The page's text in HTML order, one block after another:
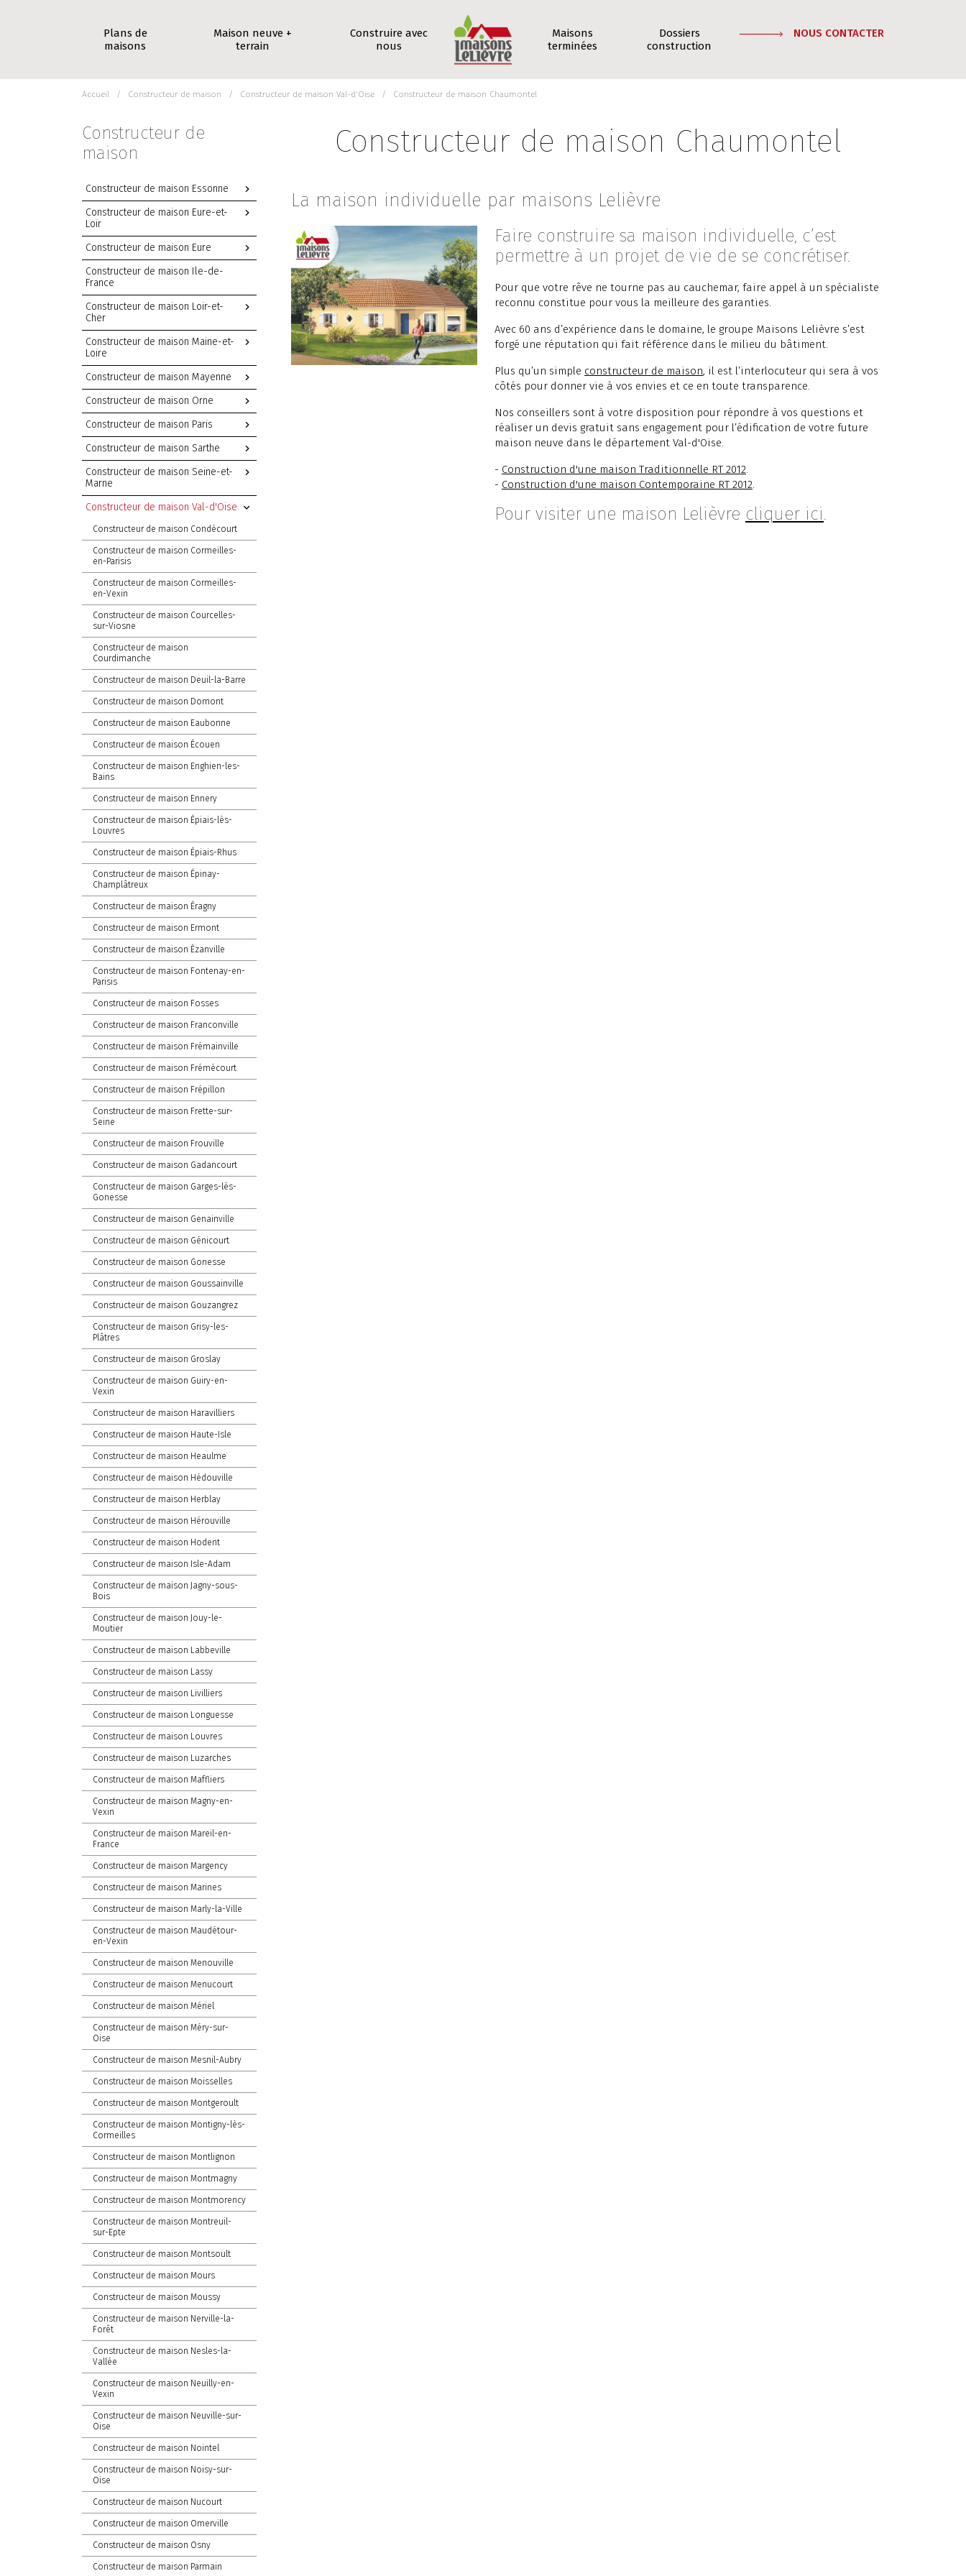
Plans de
maisons
Maison neuve +
terrain
Construire avec
nous
Maisons
terminées
Dossiers
construction
NOUS CONTACTER
Accueil Constructeur de maison Constructeur de maison Val-d'Oise Constructeur de maison Chaumontel
Constructeur de maison Chaumontel
La maison individuelle par maisons Lelièvre
Faire construire sa maison individuelle, c’est
permettre à un projet de vie de se concrétiser.
Pour que votre rêve ne tourne pas au cauchemar, faire appel à un spécialiste
reconnu constitue pour vous la meilleure des garanties.
Avec 60 ans d’expérience dans le domaine, le groupe Maisons Lelièvre s’est
forgé une réputation qui fait référence dans le milieu du bâtiment.
Plus qu’un simple constructeur de maison, il est l’interlocuteur qui sera à vos
côtés pour donner vie à vos envies et ce en toute transparence.
Nos conseillers sont à votre disposition pour répondre à vos questions et
réaliser un devis gratuit sans engagement pour l’édification de votre future
maison neuve dans le département Val-d'Oise.
- Construction d'une maison Traditionnelle RT 2012.
- Construction d'une maison Contemporaine RT 2012.
Pour visiter une maison Lelièvre cliquer ici.
Constructeur de
maison
Constructeur de maison Essonne
Constructeur de maison Eure-et-
Loir
Constructeur de maison Eure
Constructeur de maison Ile-de-
France
Constructeur de maison Loir-et-
Cher
Constructeur de maison Maine-et-
Loire
Constructeur de maison Mayenne
Constructeur de maison Orne
Constructeur de maison Paris
Constructeur de maison Sarthe
Constructeur de maison Seine-et-
Marne
Constructeur de maison Val-d'Oise
Constructeur de maison Condécourt
Constructeur de maison Cormeilles-
en-Parisis
Constructeur de maison Cormeilles-
en-Vexin
Constructeur de maison Courcelles-
sur-Viosne
Constructeur de maison
Courdimanche
Constructeur de maison Deuil-la-Barre
Constructeur de maison Domont
Constructeur de maison Eaubonne
Constructeur de maison Écouen
Constructeur de maison Enghien-les-
Bains
Constructeur de maison Ennery
Constructeur de maison Épiais-lès-
Louvres
Constructeur de maison Épiais-Rhus
Constructeur de maison Épinay-
Champlâtreux
Constructeur de maison Éragny
Constructeur de maison Ermont
Constructeur de maison Ézanville
Constructeur de maison Fontenay-en-
Parisis
Constructeur de maison Fosses
Constructeur de maison Franconville
Constructeur de maison Frémainville
Constructeur de maison Frémécourt
Constructeur de maison Frépillon
Constructeur de maison Frette-sur-
Seine
Constructeur de maison Frouville
Constructeur de maison Gadancourt
Constructeur de maison Garges-lès-
Gonesse
Constructeur de maison Genainville
Constructeur de maison Génicourt
Constructeur de maison Gonesse
Constructeur de maison Goussainville
Constructeur de maison Gouzangrez
Constructeur de maison Grisy-les-
Plâtres
Constructeur de maison Groslay
Constructeur de maison Guiry-en-
Vexin
Constructeur de maison Haravilliers
Constructeur de maison Haute-Isle
Constructeur de maison Heaulme
Constructeur de maison Hédouville
Constructeur de maison Herblay
Constructeur de maison Hérouville
Constructeur de maison Hodent
Constructeur de maison Isle-Adam
Constructeur de maison Jagny-sous-
Bois
Constructeur de maison Jouy-le-
Moutier
Constructeur de maison Labbeville
Constructeur de maison Lassy
Constructeur de maison Livilliers
Constructeur de maison Longuesse
Constructeur de maison Louvres
Constructeur de maison Luzarches
Constructeur de maison Maffliers
Constructeur de maison Magny-en-
Vexin
Constructeur de maison Mareil-en-
France
Constructeur de maison Margency
Constructeur de maison Marines
Constructeur de maison Marly-la-Ville
Constructeur de maison Maudétour-
en-Vexin
Constructeur de maison Menouville
Constructeur de maison Menucourt
Constructeur de maison Mériel
Constructeur de maison Méry-sur-
Oise
Constructeur de maison Mesnil-Aubry
Constructeur de maison Moisselles
Constructeur de maison Montgeroult
Constructeur de maison Montigny-lès-
Cormeilles
Constructeur de maison Montlignon
Constructeur de maison Montmagny
Constructeur de maison Montmorency
Constructeur de maison Montreuil-
sur-Epte
Constructeur de maison Montsoult
Constructeur de maison Mours
Constructeur de maison Moussy
Constructeur de maison Nerville-la-
Forêt
Constructeur de maison Nesles-la-
Vallée
Constructeur de maison Neuilly-en-
Vexin
Constructeur de maison Neuville-sur-
Oise
Constructeur de maison Nointel
Constructeur de maison Noisy-sur-
Oise
Constructeur de maison Nucourt
Constructeur de maison Omerville
Constructeur de maison Osny
Constructeur de maison Parmain